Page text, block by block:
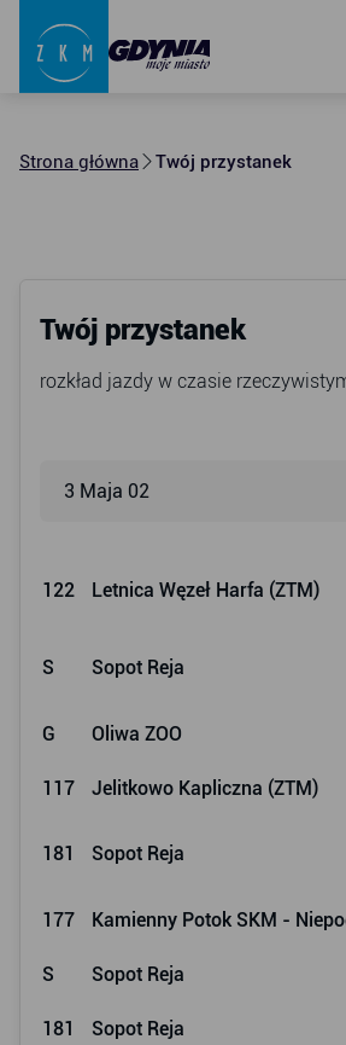
Strona główna Twój przystanek
Twój przystanek
rozkład jazdy w czasie
122 Letnica Węzeł Harfa (ZTM)
S Sopot Reja
G Oliwa ZOO
117 Jelitkowo Kapliczna (ZTM)
181 Sopot Reja
177 Kamienny Potok SKM -
S Sopot Reja
181 Sopot Reja